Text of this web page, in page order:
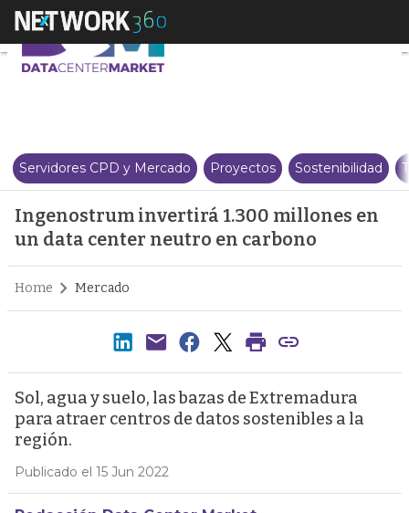
Ingenostrum invertirá 1.300
Servidores CPD y Mercado Proyectos Sostenibilidad
Ingenostrum invertirá 1.300 millones en
un data center neutro en carbono
Home Mercado
Sol, agua y suelo, las bazas de Extremadura
para atraer centros de datos sostenibles a la
región.
Publicado el 15 Jun 2022